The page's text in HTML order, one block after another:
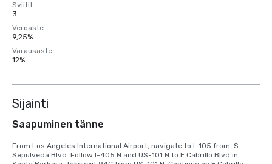
Sviitit
3
Veroaste
9,25%
Varausaste
12%
Sijainti
Saapuminen tänne
From Los Angeles International Airport, navigate to I-105 from  S
Sepulveda Blvd. Follow I-405 N and US-101 N to E Cabrillo Blvd in